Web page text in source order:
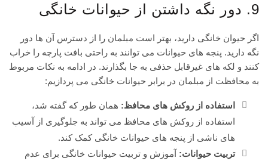
9. دور نگه داشتن از حیوانات خانگی
اگر حیوان خانگی دارید، بهتر است مبلمان را از دسترس آن ها دور
نگه دارید. پنجه های حیوانات می توانند به راحتی بافت پارچه را خراب
کنند و لکه های غیرقابل حذفی به جا بگذارند. در ادامه به نکات مربوط
به محافظت از مبلمان در برابر حیوانات خانگی می پردازیم:
استفاده از روکش های محافظ: همان طور که گفته شد،
استفاده از روکش های محافظ می تواند به جلوگیری از آسیب
های ناشی از پنجه های حیوانات خانگی کمک کند.
تربیت حیوانات: آموزش و تربیت حیوانات خانگی برای عدم